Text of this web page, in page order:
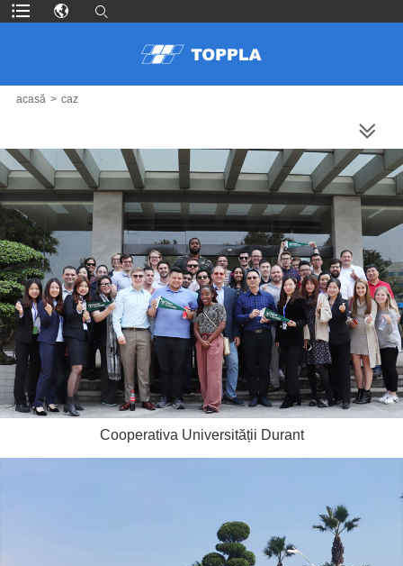
acasă > caz
Cooperativa Universității Durant